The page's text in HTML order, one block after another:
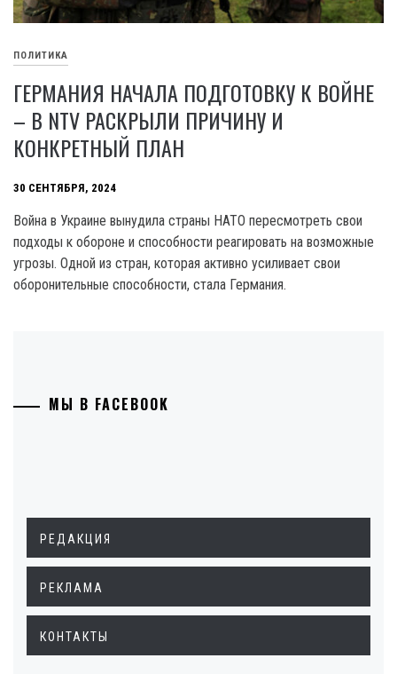
ПОЛИТИКА
ГЕРМАНИЯ НАЧАЛА ПОДГОТОВКУ К ВОЙНЕ
– В NTV РАСКРЫЛИ ПРИЧИНУ И
КОНКРЕТНЫЙ ПЛАН
30 СЕНТЯБРЯ, 2024
Война в Украине вынудила страны НАТО пересмотреть свои
подходы к обороне и способности реагировать на возможные
угрозы. Одной из стран, которая активно усиливает свои
оборонительные способности, стала Германия.
МЫ В FACEBOOK
РЕДАКЦИЯ
РЕКЛАМА
КОНТАКТЫ